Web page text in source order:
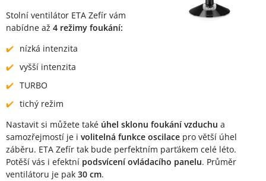
Stolní ventilátor ETA Zefír vám
nabídne až 4 režimy foukání:
nízká intenzita
vyšší intenzita
TURBO
tichý režim
Nastavit si můžete také úhel sklonu foukání vzduchu a
samozřejmostí je i volitelná funkce oscilace pro větší úhel
záběru. ETA Zefír tak bude perfektním parťákem celé léto.
Potěší vás i efektní podsvícení ovládacího panelu. Průměr
ventilátoru je pak 30 cm.